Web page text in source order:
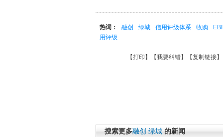
热词： 融创 绿城 信用评级体系 收购
用评级
【打印 】【我要纠错】【复制链接
搜索更多融创 绿城 的新闻